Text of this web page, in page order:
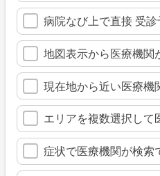
病院なび上で直接 受
地図表示から医療機関
現在地から近い医療機
エリアを複数選択して
症状で医療機関が検索